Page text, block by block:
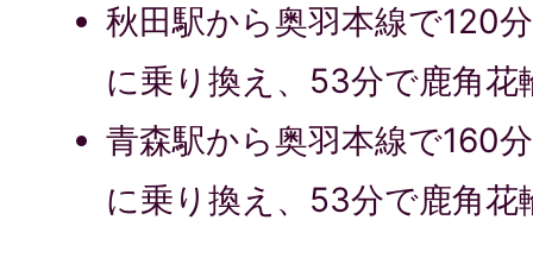
秋田駅から奥羽本線で120
に乗り換え、53分で鹿角
青森駅から奥羽本線で160
に乗り換え、53分で鹿角